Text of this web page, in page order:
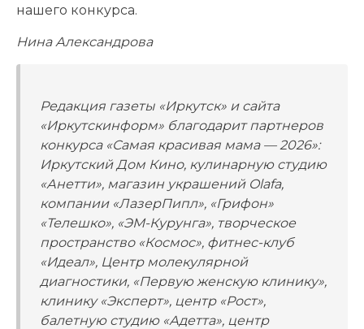
нашего конкурса.
Нина Александрова
Редакция газеты «Иркутск» и сайта
«Иркутскинформ» благодарит партнеров
конкурса «Самая красивая мама — 2026»:
Иркутский Дом Кино, кулинарную студию
«Анетти», магазин украшений Olafa,
компании «ЛазерПипл», «Грифон»
«Телешко», «ЭМ-Курунга», творческое
пространство «Космос», фитнес-клуб
«Идеал», Центр молекулярной
диагностики, «Первую женскую клинику»,
клинику «Эксперт», центр «Рост»,
балетную студию «Адетта», центр